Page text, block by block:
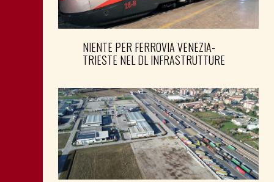
NIENTE PER FERROVIA VENEZIA-
TRIESTE NEL DL INFRASTRUTTURE